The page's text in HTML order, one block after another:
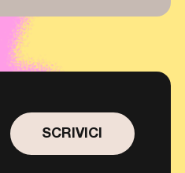
SCRIVICI